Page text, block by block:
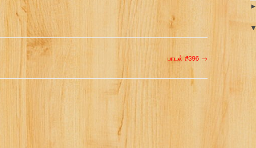
பாடல் #396 →
►
▼